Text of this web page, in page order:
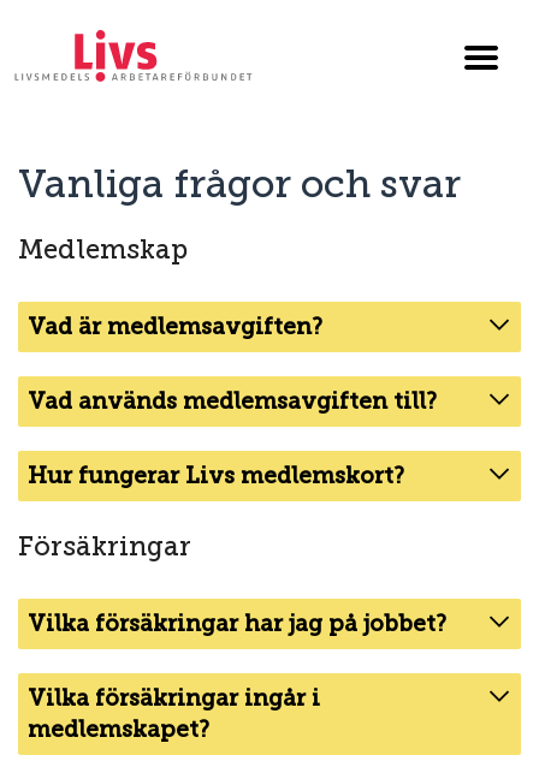
Vanliga frågor och svar
Medlemskap
Vad är medlemsavgiften?
Vad används medlemsavgiften till?
Hur fungerar Livs medlemskort?
Försäkringar
Vilka försäkringar har jag på jobbet?
Vilka försäkringar ingår i
medlemskapet?